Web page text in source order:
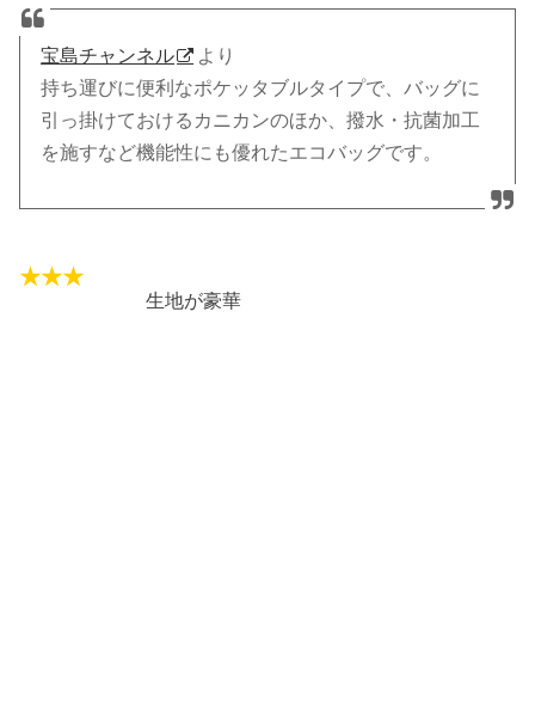
宝島チャンネル
より
持ち運びに便利なポケッタブルタイプで、バッグに
引っ掛けておけるカニカンのほか、撥水・抗菌加工
を施すなど機能性にも優れたエコバッグです。
生地が豪華